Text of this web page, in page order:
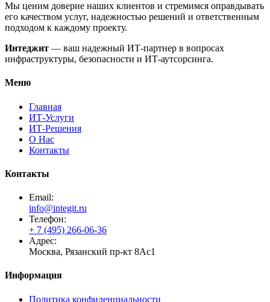
Мы ценим доверие наших клиентов и стремимся оправдывать
его качеством услуг, надежностью решений и ответственным
подходом к каждому проекту.
Интеджит — ваш надежный ИТ-партнер в вопросах
инфраструктуры, безопасности и ИТ-аутсорсинга.
Меню
Главная
ИТ-Услуги
ИТ-Решения
О Нас
Контакты
Контакты
Email:
info@integit.ru
Телефон:
+ 7 (495) 266-06-36
Адрес:
Москва, Рязанский пр-кт 8Ас1
Информация
Политика конфиденциальности